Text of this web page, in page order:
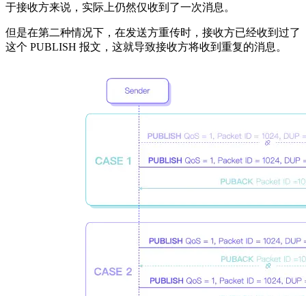
于接收方来说，实际上仍然仅收到了一次消息。
但是在第二种情况下，在发送方重传时，接收方已经收到过了
这个 PUBLISH 报文，这就导致接收方将收到重复的消息。